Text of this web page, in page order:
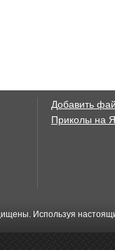
Добавить
Приколы на
Используя